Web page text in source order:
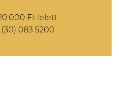
Ft felett
083 5200